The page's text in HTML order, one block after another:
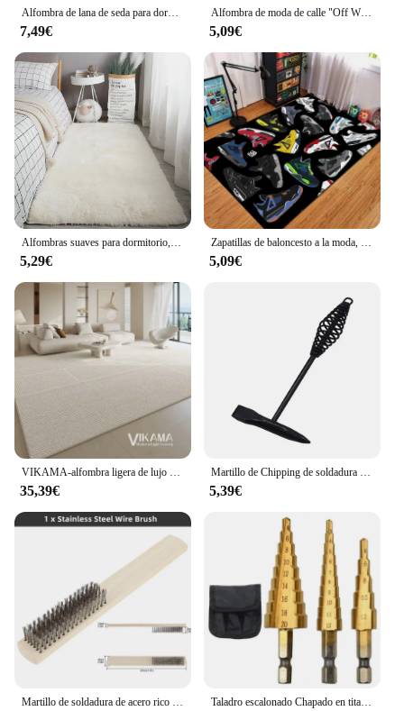
Alfombra de lana de seda para dormitorio, sala de estar, alfombra peluda para niños, alfombras de oración, alfombra para sala de estar, manta grande decorativa para el hogar
7,49€
Alfombra de moda de calle "Off White" para sala de estar, alfombra suave para dormitorio de niños, antideslizante, lavable, decoración de entrada de balcón del hogar
5,09€
Alfombras suaves para dormitorio, alfombra esponjosa antideslizante teñida con lazo, peluda y peluda, alfombra para mesita de noche, alfombra para sala de estar
5,29€
Zapatillas de baloncesto a la moda, alfombra con estampado de logotipo para sala de estar, pasillo, dormitorio, puerta, habitación de niños, alfombra de juego, regalos
5,09€
35,39€ 5,39€
Taladro escalonado Chapado en titanio, vástago Hexagonal, ranura recta, 3-12/4-12/4-20/4-32mm, juego de accesorios de herramienta de perforación Pagoda